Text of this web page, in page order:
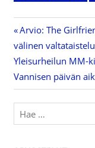
selaus
Previous
Post:
Arvio: The
välinen
Next
Post:
Yleisurheilun MM-
Vannisen päivän